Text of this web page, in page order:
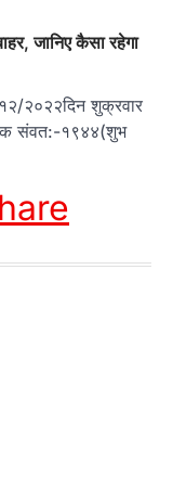
जानिए कैसा रहेगा
२०२२दिन शुक्रवार
संवत:-१९४४(शुभ